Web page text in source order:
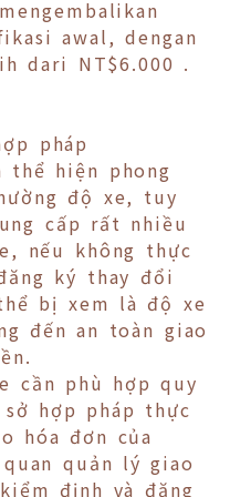
awal, dengan
dari NT$6.000 .
pháp
thể hiện phong
độ xe, tuy
cấp rất nhiều
nếu không thực
ký thay đổi
bị xem là độ xe
đến an toàn giao
cần phù hợp quy
hợp pháp thực
hóa đơn của
quản lý giao
định và đăng